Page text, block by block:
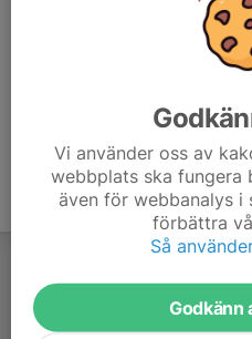
Vi använder oss av
webbplats ska fungera
även för webbanalys
förbättra
Så
Godkänn